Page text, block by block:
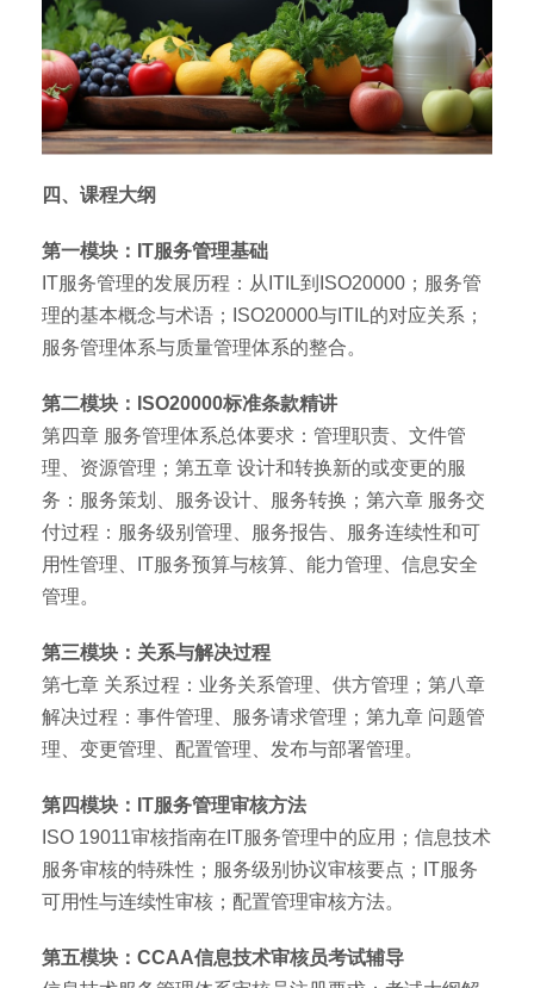
四、课程大纲
第一模块：IT服务管理基础
IT服务管理的发展历程：从ITIL到ISO20000；服务管
理的基本概念与术语；ISO20000与ITIL的对应关系；
服务管理体系与质量管理体系的整合。
第二模块：ISO20000标准条款精讲
第四章 服务管理体系总体要求：管理职责、文件管
理、资源管理；第五章 设计和转换新的或变更的服
务：服务策划、服务设计、服务转换；第六章 服务交
付过程：服务级别管理、服务报告、服务连续性和可
用性管理、IT服务预算与核算、能力管理、信息安全
管理。
第三模块：关系与解决过程
第七章 关系过程：业务关系管理、供方管理；第八章
解决过程：事件管理、服务请求管理；第九章 问题管
理、变更管理、配置管理、发布与部署管理。
第四模块：IT服务管理审核方法
ISO 19011审核指南在IT服务管理中的应用；信息技术
服务审核的特殊性；服务级别协议审核要点；IT服务
可用性与连续性审核；配置管理审核方法。
第五模块：CCAA信息技术审核员考试辅导